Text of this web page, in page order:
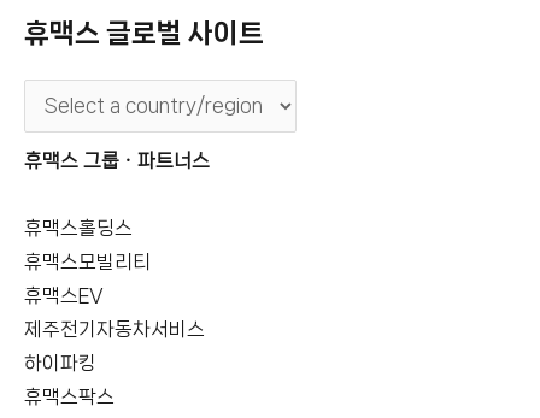
휴맥스 글로벌 사이트
휴맥스 그룹ㆍ파트너스
휴맥스홀딩스
휴맥스모빌리티
휴맥스EV
제주전기자동차서비스
하이파킹
휴맥스팍스